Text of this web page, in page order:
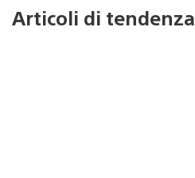
Articoli di tendenza